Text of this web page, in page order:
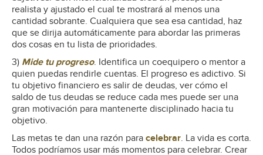
realista y ajustado el cual te mostrará al menos una
cantidad sobrante. Cualquiera que sea esa cantidad, haz
que se dirija automáticamente para abordar las primeras
dos cosas en tu lista de prioridades.
3) Mide tu progreso. Identifica un coequipero o mentor a
quien puedas rendirle cuentas. El progreso es adictivo. Si
tu objetivo financiero es salir de deudas, ver cómo el
saldo de tus deudas se reduce cada mes puede ser una
gran motivación para mantenerte disciplinado hacia tu
objetivo.
Las metas te dan una razón para celebrar. La vida es corta.
Todos podríamos usar más momentos para celebrar. Crear